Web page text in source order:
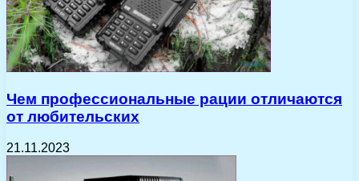
Чем профессиональные рации отличаются
от любительских
21.11.2023